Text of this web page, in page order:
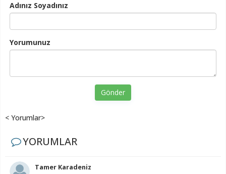
Adınız Soyadınız
Yorumunuz
Gönder
< Yorumlar>
YORUMLAR
Tamer Karadeniz